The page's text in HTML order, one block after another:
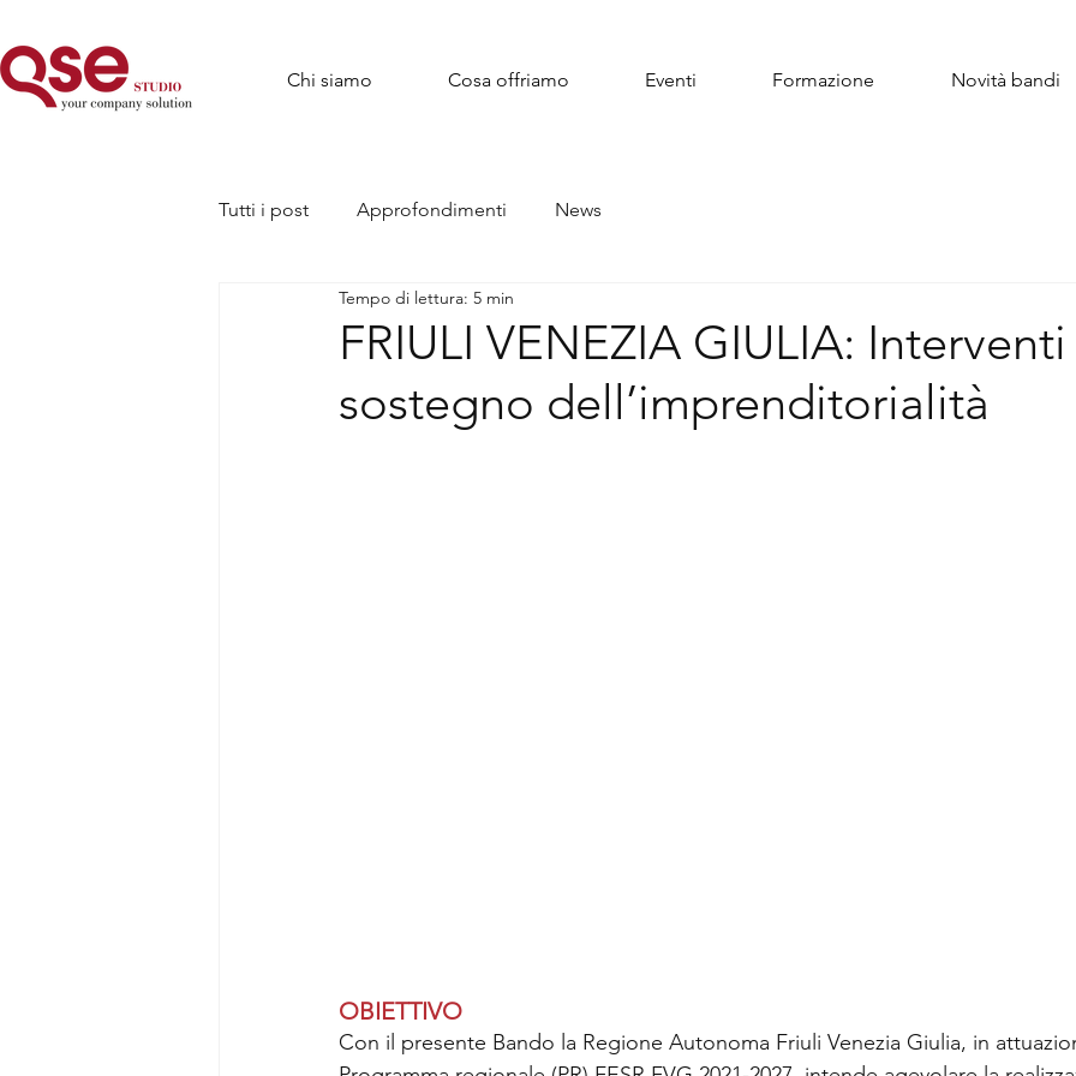
Chi siamo Cosa offriamo Eventi Formazione Novità bandi
Tutti i post Approfondimenti News
FRIULI VENEZIA GIULIA: Interventi
sostegno dell’imprenditorialità
Tempo di lettura: 5 min
OBIETTIVO
Con il presente Bando la Regione Autonoma Friuli Venezia Giulia, in